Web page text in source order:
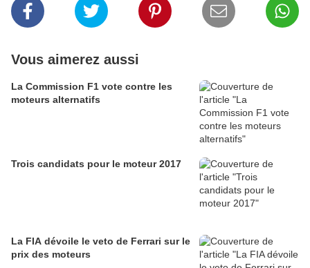
Vous aimerez aussi
La Commission F1 vote contre les
moteurs alternatifs
Trois candidats pour le moteur 2017
La FIA dévoile le veto de Ferrari sur le
prix des moteurs